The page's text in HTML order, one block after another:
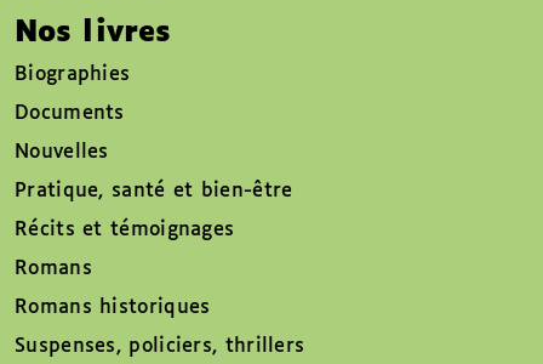
Nos livres
Biographies
Documents
Nouvelles
Pratique, santé et bien-être
Récits et témoignages
Romans
Romans historiques
Suspenses, policiers, thrillers